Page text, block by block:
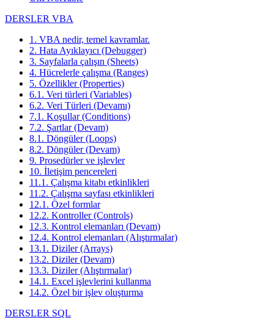
DERSLER VBA
1. VBA nedir, temel kavramlar.
2. Hata Ayıklayıcı (Debugger)
3. Sayfalarla çalışın (Sheets)
4. Hücrelerle çalışma (Ranges)
5. Özellikler (Properties)
6.1. Veri türleri (Variables)
6.2. Veri Türleri (Devamı)
7.1. Koşullar (Conditions)
7.2. Şartlar (Devam)
8.1. Döngüler (Loops)
8.2. Döngüler (Devam)
9. Prosedürler ve işlevler
10. İletişim pencereleri
11.1. Çalışma kitabı etkinlikleri
11.2. Çalışma sayfası etkinlikleri
12.1. Özel formlar
12.2. Kontroller (Controls)
12.3. Kontrol elemanları (Devam)
12.4. Kontrol elemanları (Alıştırmalar)
13.1. Diziler (Arrays)
13.2. Diziler (Devam)
13.3. Diziler (Alıştırmalar)
14.1. Excel işlevlerini kullanma
14.2. Özel bir işlev oluşturma
DERSLER SQL